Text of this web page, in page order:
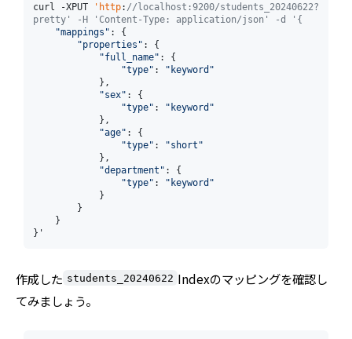
curl -XPUT 'http: //localhost:9200/students_20240622?
pretty' -H 'Content-Type: application/json' -d '{
"mappings" : {
"properties" : {
"full_name" : {
"type" :
"keyword"
"sex" : {
"type" :
"keyword"
"age" : {
"type" :
"short"
"department" : {
"type" :
"keyword"
}'
作成した students_20240622 Indexのマッピングを確認し
てみましょう。